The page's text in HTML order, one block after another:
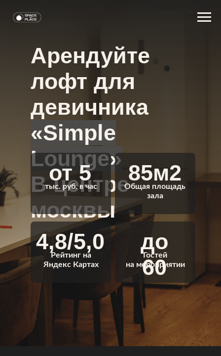
Арендуйте
лофт для
девичника
«Simple
Lounge»
В центре
москвы
от 5
тыс. руб. в час
Общая площадь
зала
85м2
Рейтинг на
Яндекс Картах
4,8/5,0
Гостей
на мероприятии
до
60